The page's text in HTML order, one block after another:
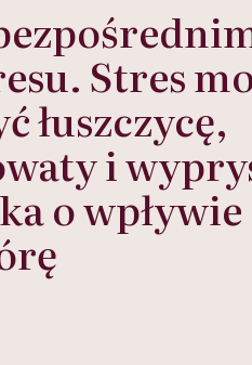
Stres
łuszczycę,
i
o wpływie